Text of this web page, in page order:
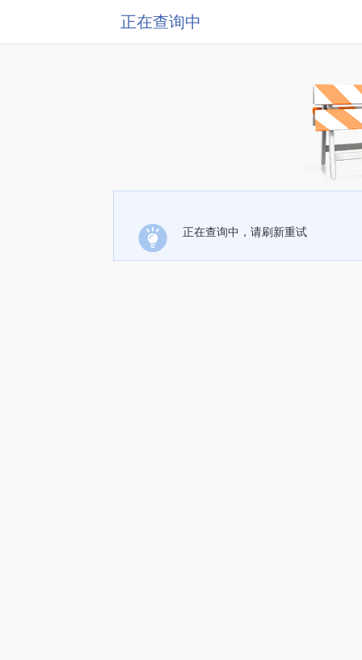
正在查询中
正在查询中，请刷新重试